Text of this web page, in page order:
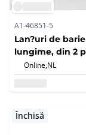
A1-46851-5
Lan?uri de
lungime, din 2
Online,NL
Închisă